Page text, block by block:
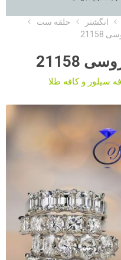
انگشتر
حلقه ست
21158
سیلور و کافه طلا